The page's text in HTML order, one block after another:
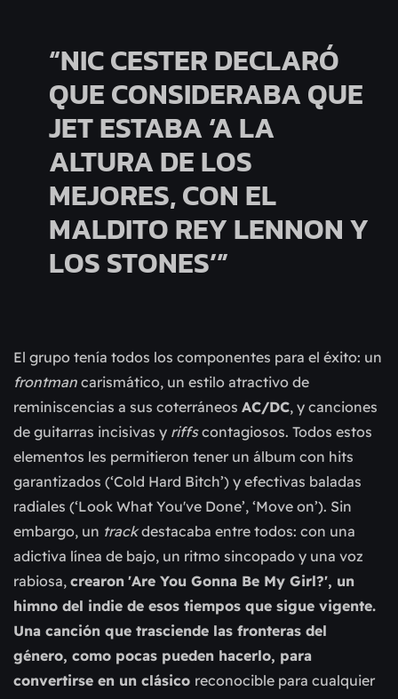
“NIC CESTER DECLARÓ
QUE CONSIDERABA QUE
JET ESTABA ‘A LA
ALTURA DE LOS
MEJORES, CON EL
MALDITO REY LENNON Y
LOS STONES’”
El grupo tenía todos los componentes para el éxito: un
frontman carismático, un estilo atractivo de
reminiscencias a sus coterráneos AC/DC, y canciones
de guitarras incisivas y riffscontagiosos. Todos estos
elementos les permitieron tener un álbum con hits
garantizados (‘Cold Hard Bitch’) y efectivas baladas
radiales (‘Look What You've Done’, ‘Move on’). Sin
embargo, un trackdestacaba entre todos: con una
adictiva línea de bajo, un ritmo sincopado y una voz
rabiosa, crearon 'Are You Gonna Be My Girl?', un
himno del indie de esos tiempos que sigue vigente.
Una canción que trasciende las fronteras del
género, como pocas pueden hacerlo, para
convertirse en un clásico reconocible para cualquier